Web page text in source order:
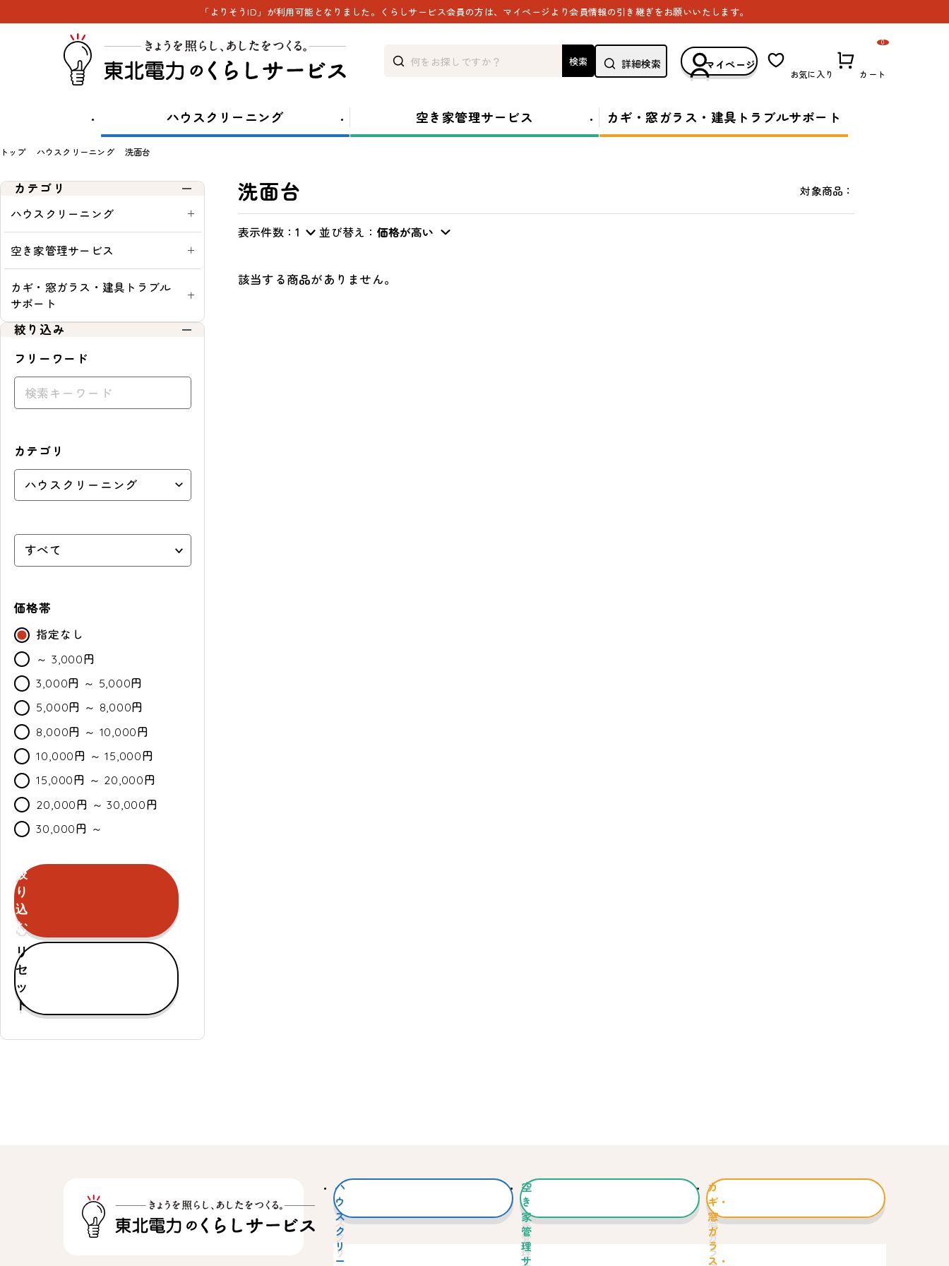
「よりそうID」が利用可能となりました。くらしサービス会員の方は、マイページより会員情報の引き継ぎをお願いいたします。
検索 詳細検索 マイページ
お気に入り カート
0
ハウスクリーニング 空き家管理サービス カギ・窓ガラス・建具トラブルサポート
トップ ハウスクリーニング 洗面台
カテゴリ
ハウスクリーニング
空き家管理サービス
カギ・窓ガラス・建具トラブル
サポート
絞り込み
フリーワード
カテゴリ
価格帯
指定なし
～ 3,000円
3,000円 ～ 5,000円
5,000円 ～ 8,000円
8,000円 ～ 10,000円
10,000円 ～ 15,000円
15,000円 ～ 20,000円
20,000円 ～ 30,000円
30,000円 ～
カ
ラ
ー
通
常・
定
期
表
セ
ー
ル
セールのみ対象
絞
り
込
む
リ
セ
ッ
ト
洗面台 対象商品：
表示件数：1 並び替え： 価格が高い
表
替
ウ
ド
通
期：
定
入
該当する商品がありません。
ハ
ウ
ス
ク
リ
ー
空
き
家
管
理
サ
カ
ギ・
窓
ガ
ラ
ス・